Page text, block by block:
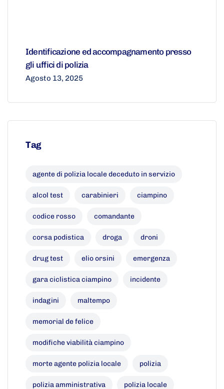
Identificazione ed accompagnamento presso
gli uffici di polizia
Agosto 13, 2025
Tag
agente di polizia locale deceduto in servizio
alcol test carabinieri ciampino
codice rosso comandante
corsa podistica droga droni
drug test elio orsini emergenza
gara ciclistica ciampino incidente
indagini maltempo
memorial de felice
modifiche viabilità ciampino
morte agente polizia locale polizia
polizia amministrativa polizia locale